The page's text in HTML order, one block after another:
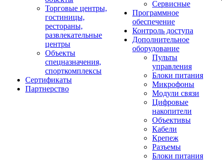
Торговые центры,
гостиницы,
рестораны,
развлекательные
центры
Объекты
спецназначения,
спорткомплексы
Сертификаты
Партнерство
Сервисные
Программное
обеспечение
Контроль доступа
Дополнительное
оборудование
Пульты
управления
Блоки питания
Микрофоны
Модули связи
Цифровые
накопители
Объективы
Кабели
Крепеж
Разъемы
Блоки питания